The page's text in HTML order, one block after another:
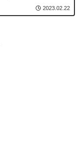
2023.02.22